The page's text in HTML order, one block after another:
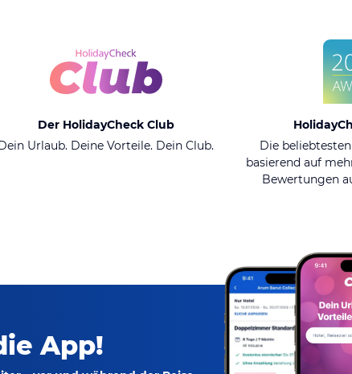
Der HolidayCheck Club
Urlaub. Deine Vorteile. Dein Club.
Die
basierend auf
Bewertungen
App!